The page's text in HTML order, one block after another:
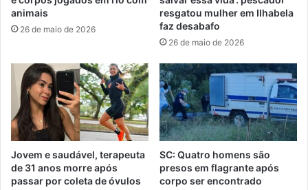
animais
26 de maio de 2026
resgatou mulher em Ilhabela
faz desabafo
26 de maio de 2026
Jovem e saudável, terapeuta
de 31 anos morre após
passar por coleta de óvulos
SC: Quatro homens são
presos em flagrante após
corpo ser encontrado